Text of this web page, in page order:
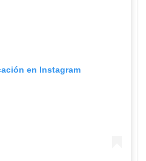
en Instagram